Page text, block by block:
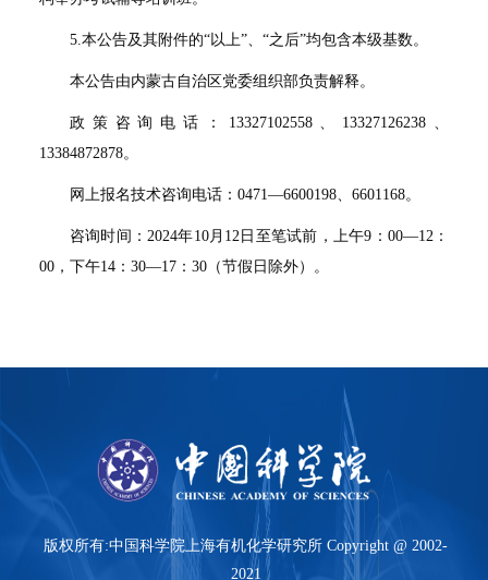
5.本公告及其附件的“以上”、“之后”均包含本级基数。
本公告由内蒙古自治区党委组织部负责解释。
政策咨询电话： 13327102558、 13327126238 、
13384872878。
网上报名技术咨询电话： 0471—6600198、 6601168。
咨询时间：2024年10月 12 日至笔试前，上午9 ： 00—12：
00 ，下午14 ： 30—17 ： 30 （节假日除外）。
版权所有:中国科学院上海有机化学研究所 Copyright @ 2002-
2021